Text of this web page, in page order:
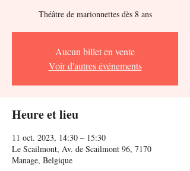
Théâtre de marionnettes dès 8 ans
Aucun billet en vente
Voir d'autres événements
Heure et lieu
11 oct. 2023, 14:30 – 15:30
Le Scailmont, Av. de Scailmont 96, 7170
Manage, Belgique